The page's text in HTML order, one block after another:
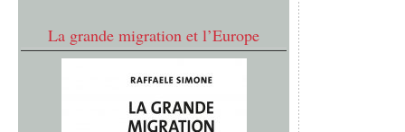
La grande migration et l’Europe